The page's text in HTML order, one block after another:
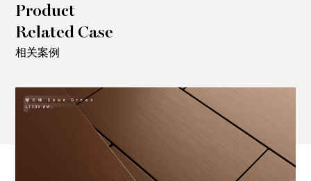
Product
Related Case
相关案例